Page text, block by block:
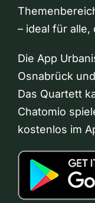
– ideal für
Die App
Osnabrück
Das Quartett
Chatomio
kostenlos im